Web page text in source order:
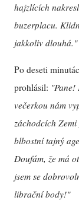
hajzlících
buzerplacu.
jakkoliv dlouhá."
Po deseti
prohlásil:
večerkou nám
záchodcích
blbostní tajný
Doufám, že má
jsem se
librační body!"